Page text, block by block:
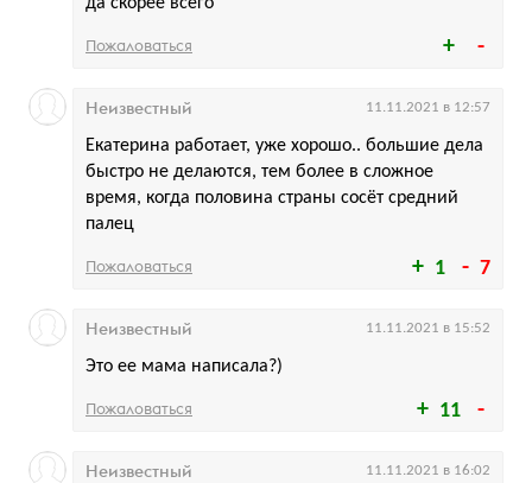
Пожаловаться
1 7
Екатерина работает, уже хорошо.. большие дела
быстро не делаются, тем более в сложное
время, когда половина страны сосёт средний
палец
Неизвестный 11.11.2021 в 12:57
Пожаловаться
11
Это ее мама написала?)
Неизвестный 11.11.2021 в 15:52
Пожаловаться
Неизвестный 11.11.2021 в 16:02